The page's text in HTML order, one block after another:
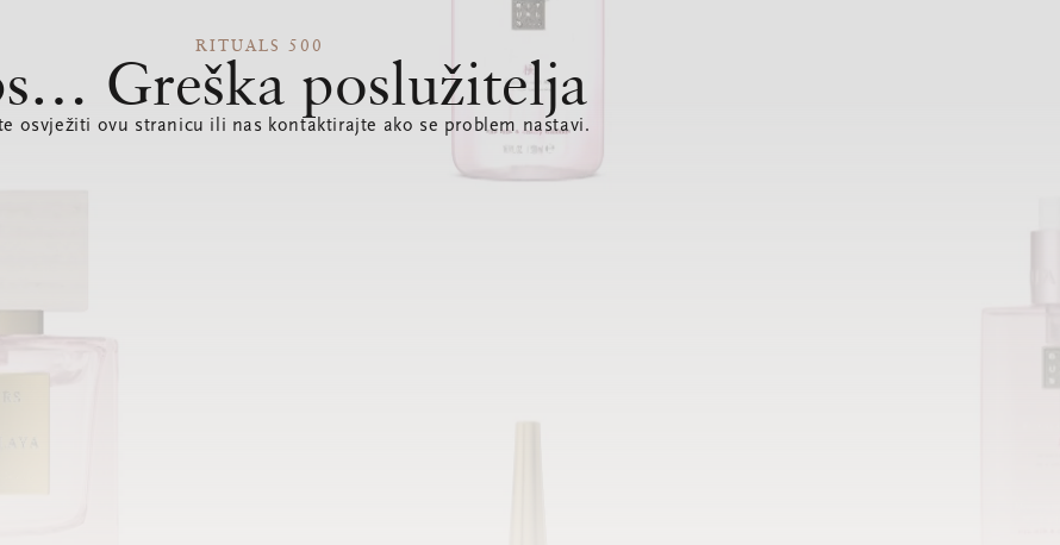
RITUALS 500
Greška poslužitelja
osvježiti ovu stranicu ili nas kontaktirajte ako se problem nastavi.